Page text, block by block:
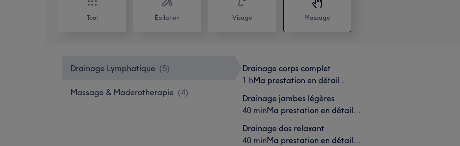
Tout Épilation Visage Massage
Drainage Lymphatique (5)
Massage & Maderotherapie (4)
Drainage corps complet
1 hMa prestation en détail...
Drainage jambes légères
40 minMa prestation en détail...
Drainage dos relaxant
40 minMa prestation en détail...